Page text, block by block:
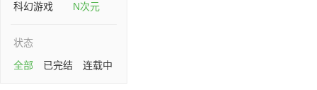
科幻游戏
N次元
状态
全部
已完结 连载中